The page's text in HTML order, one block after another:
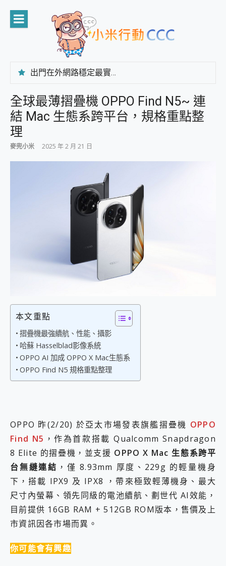
content
出門在外網路穩定最實在 「台灣大哥大」榮獲 4G/5G 在線率全球 NO.3 全台第一與全台六冠王實測心得，走到哪順到哪！
CP 值天花板~ Bongcom BS5 足球君開箱~ 短焦投影機 3千元就能擁有！ 折扣碼在這～
台灣製攝影機在這裡，100%全無線設計 SpotCam Solo Eco 太陽能防水雲端攝影機 SpotCam Solo 3 2.5K高畫質戶外攝影機 開箱 評測
AI 支付 一錶搞定大小事 Xiaomi Watch 5 開箱 評測
好用的 EaseUS Partition Master 讓您輕鬆的移除與格式化有防寫保護的隨身碟或SD卡
一鍵修復模糊影片、舊照的 AI 好幫手! VideoProc Converter AI 新版全解析 × 年末優惠，一篇全看懂
小朋友才做選擇 投影機 RGB藍牙音響 氛圍情境燈 我通通都要！ Starfish 2 幻彩膠囊投影機｜結合「 智慧投影 & 煥彩流動 」的沈浸式生活新體驗
外型超吸晴~ 給您絕佳操控體驗 GravaStar Mercury K1 系列 異星機械鍵盤與 Mercury X 系列 輕量無線電競滑鼠 開箱 評測
DJI Osmo Pocket 3 爽爽帶回家 歡慶 EaseUS 21 週年到來，「Slogan 海報徵稿活動」好康大放送
百倍變焦實測~ vivo X200 Pro 與 S25 Ultra 誰能滿足全場景拍攝需求？
COMPUTEX 2025 來囉！AGI亞奇雷 AI・Gaming・創作儲存方案登場，趕快來AGI亞奇雷挑戰任務抽 PS5！
是螢幕也是電視! 一機超多用途「MSI微星 Modern MD272UPSW 27型」 4K IPS 輕薄商用智慧聯網螢幕 開箱 評測
您的專屬AI 助手 Yoga Slim 7 Aura Edition 觸控AI筆電 開箱 評測
realme 14 Pro 超硬軍規、冰感變色實測，realme 14 5G 遊戲戰鬥值爆表，效能x娛樂全都要！
25種洗烘模式一機搞定! Roborock 衣莉莎白 H1 Neo分子篩洗脫烘 AI 滾筒洗衣機
給 MSI Claw 系列電競掌機 最完美的家 MSI Nest Docking Station 掌機專屬擴充底座 開箱 評測
B&O 精品級音響! Home+ 中嘉寬頻 SoundBox 劇院串流盒 開箱 評測
EaseUS Vocal Remover 免費線上去聲器一鍵去除人聲 人聲 音樂分離 2024 消除人聲推薦
3 個超值 MHN 飛人工具分享~~ iToolab AnyGo 魔物獵人 Now飛人 ios教學 不出門也可以到處走
Locawhere AnyTo 寶可夢飛人 AnyTo 不出門也可以飛遍全世界
小體積 40000mAh 超大容量 一次充5個設備 充好充滿 CUKTECH 酷態科 300W 微型充電站 開箱 評測
全球最薄摺疊機 OPPO Find N5~ 連
結 Mac 生態系跨平台，規格重點整
理
麥兜小米 2025 年 2 月 21 日
本文重點
摺疊機最強續航、性能、攝影
哈蘇 Hasselblad影像系統
OPPO AI 加成 OPPO X Mac生態系
OPPO Find N5 規格重點整理
OPPO 昨(2/20) 於亞太市場發表旗艦摺疊機 OPPO
Find N5 ，作為首款搭載 Qualcomm Snapdragon
8 Elite 的摺疊機，並支援 OPPO X Mac 生態系跨平
台無縫連結 ，僅 8.93mm 厚度、229g 的輕量機身
下，搭載 IPX9 及 IPX8 ，帶來極致輕薄機身、最大
尺寸內螢幕、領先同級的電池續航、劃世代 AI效能，
目前提供 16GB RAM + 512GB ROM版本，售價及上
市資訊因各市場而異。
你可能會有興趣